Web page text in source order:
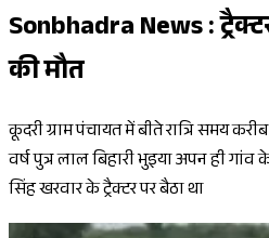
Sonbhadra News :
की मौत
कूदरी ग्राम पंचायत में बीते रात्रि समय
वर्ष पुत्र लाल बिहारी भुइया अपन ही गांव
सिंह खरवार के ट्रैक्टर पर बैठा था